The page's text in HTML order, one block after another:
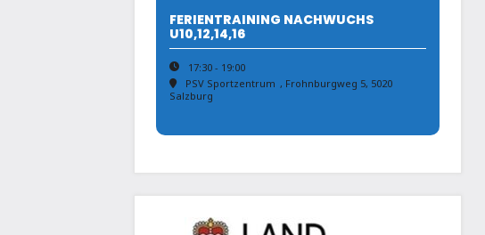
FERIENTRAINING NACHWUCHS
U10,12,14,16
17:30 - 19:00
PSV Sportzentrum , Frohnburgweg 5, 5020
Salzburg